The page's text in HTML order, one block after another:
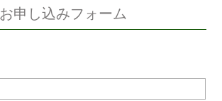
お申し込みフォーム